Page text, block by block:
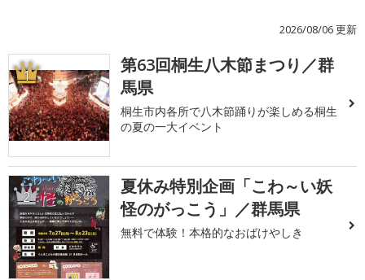
2026/08/06 更新
1
第63回桐生八木節まつり／群
馬県
桐生市内各所で八木節踊りが楽しめる桐生
の夏の一大イベント
2
夏休み特別企画「こわ～い妖
怪のがっこう」／群馬県
無料で体験！本格的なおばけやしき